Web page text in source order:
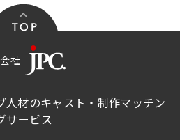
社
人材のキャスト・制作マッチン
サービス